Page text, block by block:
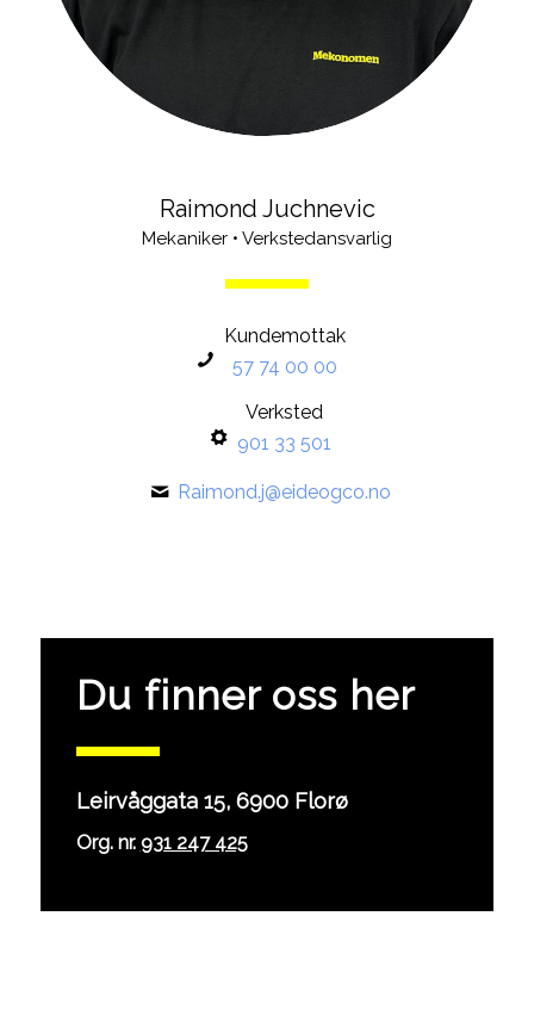
Raimond Juchnevic
Mekaniker • Verkstedansvarlig
Kundemottak
57 74 00 00
Verksted
901 33 501
Raimond.j@eideogco.no
Du finner oss her
Leirvåggata 15, 6900 Florø
Org. nr. 931 247 425